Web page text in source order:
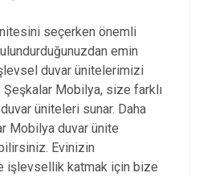
seçerken önemli
emin
duvar ünitelerimizi
Mobilya, size farklı
üniteleri sunar. Daha
Mobilya duvar ünite
Evinizin
işlevsellik katmak için bize